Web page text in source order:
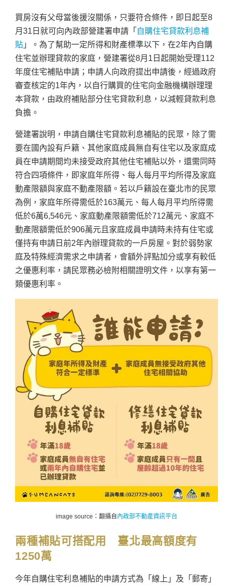
買房沒有父母當後援沒關係，只要符合條件，即日起至8
月31日就可向內政部營建署申請「 自購住宅貸款利息補
貼 」。為了幫助一定所得和財產標準以下，在2年內自購
住宅並辦理貸款的家庭，營建署從8月1日起開始受理112
年度住宅補貼申請；申請人向政府提出申請後，經過政府
審查核定的1年內，以自行購買的住宅向金融機構辦理理
本貸款，由政府補貼部分住宅貸款利息，以減輕貸款利息
負擔。
營建署說明，申請自購住宅貸款利息補貼的民眾，除了需
要在國內設有戶籍、其他家庭成員無自有住宅以及家庭成
員在申請期間均未接受政府其他住宅補貼以外，還需同時
符合四項條件，即家庭年所得、每人每月平均所得及家庭
動產限額與家庭不動產限額。若以戶籍設在臺北市的民眾
為例，家庭年所得需低於163萬元、每人每月平均所得需
低於6萬6,546元、家庭動產限額需低於712萬元、家庭不
動產限額需低於906萬元且家庭成員申請時未持有住宅或
僅持有申請日前2年內辦理貸款的一戶房屋。對於弱勢家
庭及特殊經濟需求之申請者，會額外評點加分或享有較低
之優惠利率，請民眾務必檢附相關證明文件，以享有第一
類優惠利率。
image source：翻攝自內政部不動產資訊平台
兩種補貼可搭配用 臺北最高額度有
1250萬
今年自購住宅利息補貼的申請方式為「線上」及「郵寄」